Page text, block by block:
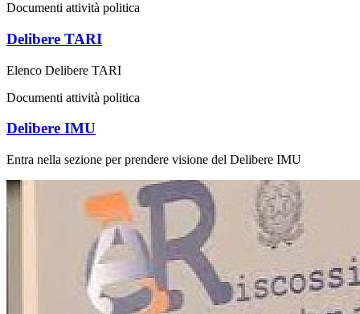
Documenti attività politica
Delibere TARI
Elenco Delibere TARI
Documenti attività politica
Delibere IMU
Entra nella sezione per prendere visione del Delibere IMU